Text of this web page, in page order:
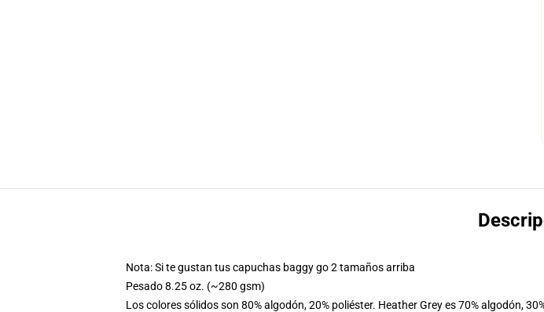
Nota: Si te gustan tus capuchas baggy go 2 tamaños arriba
Pesado 8.25 oz. (~280 gsm)
Los colores sólidos son 80% algodón, 20% poliéster. Heather Grey es 70% algodón,